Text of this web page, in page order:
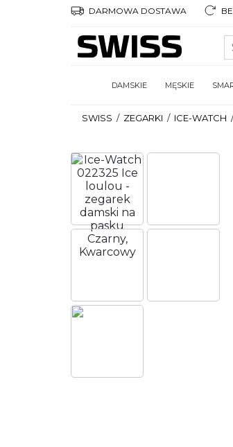
DARMOWA DOSTAWA
DAMSKIE MĘSKIE
SWISS / ZEGARKI / ICE-WATCH